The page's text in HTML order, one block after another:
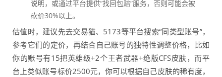
说明，或通过平台提供“找回包赔”服务，否则可能会被
砍价30%以上。
估值时，建议先去交易猫、5173等平台搜索“同类型账号”，
参考它们的定价，再结合自己账号的独特性调整价格，比如
你的账号有15把英雄级+2个王者武器+绝版CFS皮肤，而平
台上类似账号标价2500元，你可以根据自己皮肤的稀有度，